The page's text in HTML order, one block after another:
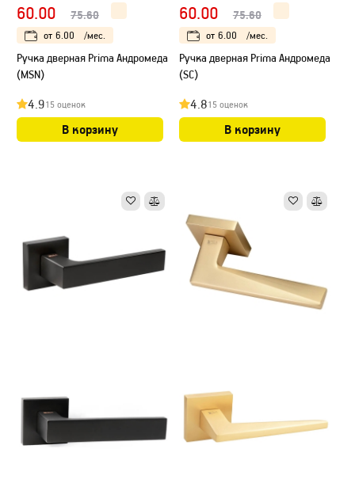
60.00 75.60
от 6.00 /мес.
Ручка дверная Prima Андромеда
(MSN)
4.915 оценок
В корзину
60.00 75.60
от 6.00 /мес.
Ручка дверная Prima Андромеда
(SC)
4.815 оценок
В корзину